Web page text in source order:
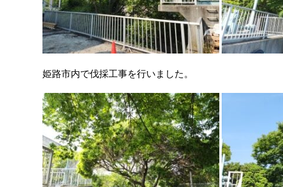
姫路市内で伐採工事を行いました。